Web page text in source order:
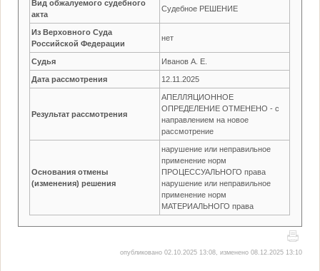
Вид обжалуемого судебного
акта
Судебное РЕШЕНИЕ
Из Верховного Суда
Российской Федерации
нет
Судья Иванов А. Е.
Дата рассмотрения 12.11.2025
Результат рассмотрения
АПЕЛЛЯЦИОННОЕ
ОПРЕДЕЛЕНИЕ ОТМЕНЕНО - с
направлением на новое
рассмотрение
Основания отмены
(изменения) решения
нарушение или неправильное
применение норм
ПРОЦЕССУАЛЬНОГО права
нарушение или неправильное
применение норм
МАТЕРИАЛЬНОГО права
опубликовано 02.10.2025 13:08, изменено 08.12.2025 13:10